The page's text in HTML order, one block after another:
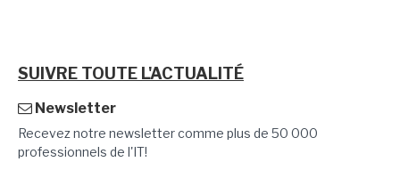
SUIVRE TOUTE L'ACTUALITÉ
Newsletter
Recevez notre newsletter comme plus de 50 000
professionnels de l'IT!